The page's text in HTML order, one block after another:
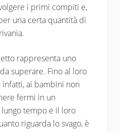
i primi compiti e,
una certa quantità di
rappresenta uno
superare. Fino al loro
ai bambini non
fermi in un
tempo e il loro
riguarda lo svago, è